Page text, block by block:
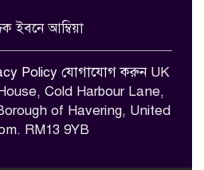
ইবনে আম্বিয়া
Policy যোগাযোগ করুনUK
Cold Harbour Lane,
of Havering, United
RM13 9YB